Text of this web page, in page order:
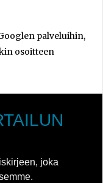
palveluihin,
osoitteen
joka